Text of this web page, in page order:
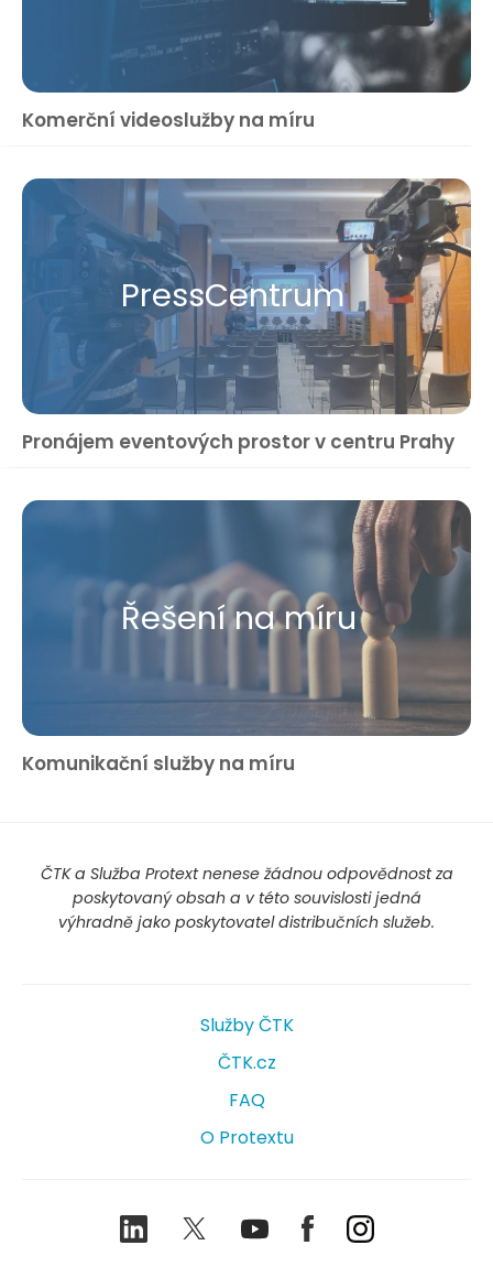
Komerční videoslužby na míru
Press​Centrum
Pronájem eventových prostor v centru Prahy
Řešení na míru
Komunikační služby na míru
ČTK a Služba Protext nenese žádnou odpovědnost za
poskytovaný obsah a v této souvislosti jedná
výhradně jako poskytovatel distribučních služeb.
Služby ČTK
ČTK.cz
FAQ
O Protextu
LinkedIn TwitterYoutubeFacebookInstagram